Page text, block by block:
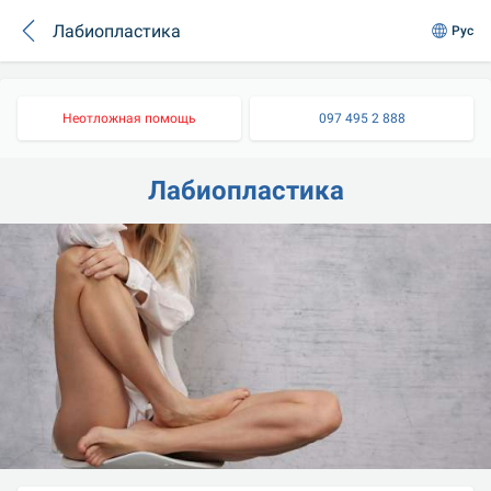
Лабиопластика Рус
Неотложная помощь 097 495 2 888
Лабиопластика